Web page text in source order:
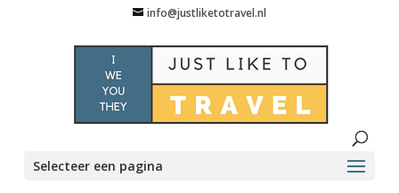
info@justliketotravel.nl
Selecteer een pagina